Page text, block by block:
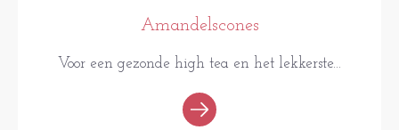
Amandelscones
Voor een gezonde high tea en het lekkerste...